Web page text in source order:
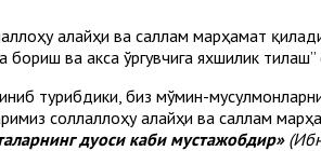
алайҳи ва саллам марҳамат
бориш ва акса ўргувчига яхшилик
турибдики, биз мўмин-
соллаллоҳу алайҳи ва саллам
дуоси каби мустажобдир»